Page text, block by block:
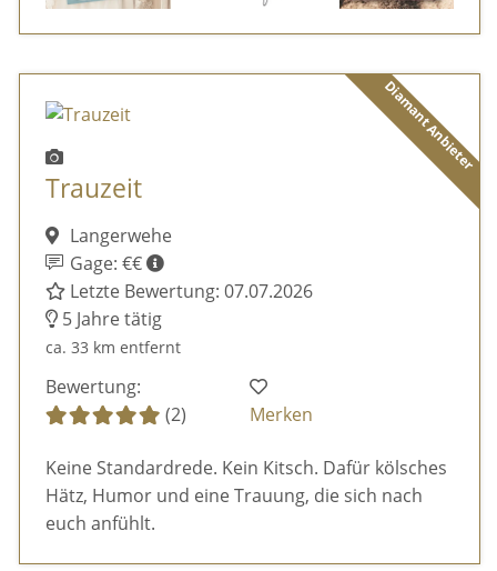
Diamant Anbieter
Trauzeit
Langerwehe
Gage: €€
Letzte Bewertung: 07.07.2026
5 Jahre tätig
ca. 33 km entfernt
Bewertung:
(2)
Merken
Keine Standardrede. Kein Kitsch. Dafür kölsches
Hätz, Humor und eine Trauung, die sich nach
euch anfühlt.